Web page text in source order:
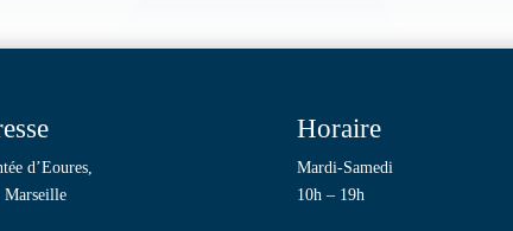
d’Eoures,
Marseille
Horaire
Mardi-Samedi
10h – 19h